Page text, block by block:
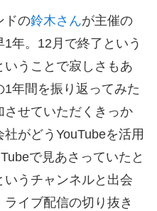
ドの鈴木さんが主催の
年。12月で終了という
うことで寂しさもあ
1年間を振り返ってみた
せていただくきっか
がどうYouTubeを活用
で見あさっていたと
うチャンネルと出会
イブ配信の切り抜き